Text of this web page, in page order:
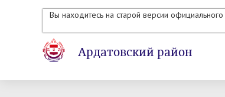
Вы находитесь на старой версии
Ардатовский район